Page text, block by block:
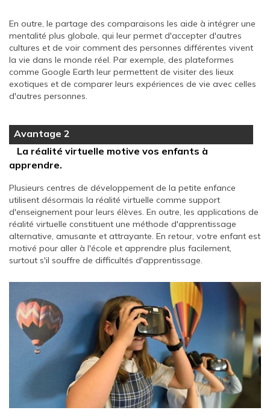
En outre, le partage des comparaisons les aide à intégrer une
mentalité plus globale, qui leur permet d'accepter d'autres
cultures et de voir comment des personnes différentes vivent
la vie dans le monde réel. Par exemple, des plateformes
comme Google Earth leur permettent de visiter des lieux
exotiques et de comparer leurs expériences de vie avec celles
d'autres personnes.
Avantage 2
La réalité virtuelle motive vos enfants à
apprendre.
Plusieurs centres de développement de la petite enfance
utilisent désormais la réalité virtuelle comme support
d'enseignement pour leurs élèves. En outre, les applications de
réalité virtuelle constituent une méthode d'apprentissage
alternative, amusante et attrayante. En retour, votre enfant est
motivé pour aller à l'école et apprendre plus facilement,
surtout s'il souffre de difficultés d'apprentissage.